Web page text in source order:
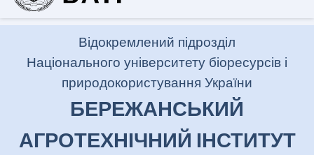
Відокремлений підрозділ
Національного університету біоресурсів і
природокористування України
БЕРЕЖАНСЬКИЙ
АГРОТЕХНІЧНИЙ ІНСТИТУТ